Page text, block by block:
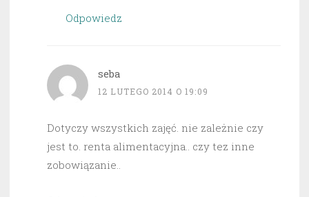
Odpowiedz
seba
12 LUTEGO 2014 O 19:09
Dotyczy wszystkich zajęć. nie zależnie czy
jest to. renta alimentacyjna.. czy tez inne
zobowiązanie..